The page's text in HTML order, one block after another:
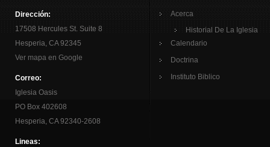
Dirección:
17508 Hercules St. Suite 8
Hesperia, CA 92345
Ver mapa en Google
Correo:
Iglesia Oasis
PO Box 402608
Hesperia, CA 92340-2608
Lineas:
Acerca
Historial De La Iglesia
Calendario
Doctrina
Instituto Biblico